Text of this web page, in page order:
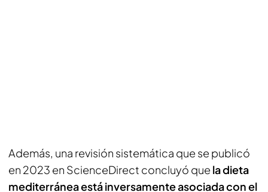
Además, una revisión sistemática que se publicó
en 2023 en ScienceDirect concluyó que la dieta
mediterránea está inversamente asociada con el